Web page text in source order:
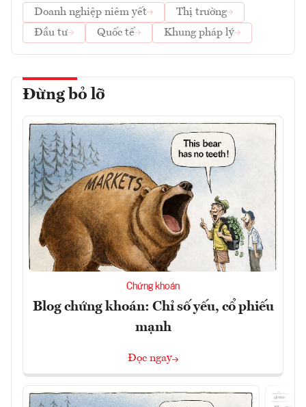
Doanh nghiệp niêm yết
Thị trường
Đầu tư
Quốc tế Khung pháp lý
Đừng bỏ lỡ
Chứng khoán
Blog chứng khoán: Chỉ số yếu, cổ phiếu
mạnh
Đọc ngay